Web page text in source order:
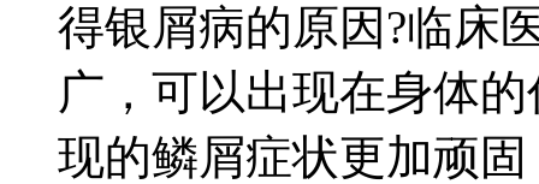
得银屑病的原因?临床
广，可以出现在身体
现的鳞屑症状更加顽